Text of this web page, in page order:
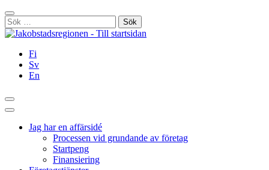
Hoppa
till
innehållet
Stäng
Sök
efter:
Fi
Sv
En
Sök
Huvudmeny
Jag har en affärsidé
Processen vid grundande av företag
Startpeng
Finansiering